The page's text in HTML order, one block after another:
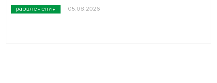
развлечения 05.08.2026